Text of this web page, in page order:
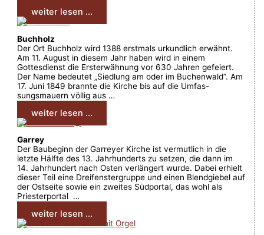
weiter lesen ...
Buchholz
Der Ort Buchholz wird 1388 erstmals urkundlich erwähnt.
Am 11. August in diesem Jahr haben wird in einem
Gottesdienst die Ersterwähnung vor 630 Jahren gefeiert.
Der Name bedeutet „Siedlung am oder im Buchenwald“. Am
17. Juni 1849 brannte die Kirche bis auf die Umfas-
sungsmauern völlig aus …
weiter lesen ...
Garrey
Der Baubeginn der Garreyer Kirche ist vermutlich in die
letzte Hälfte des 13. Jahrhunderts zu setzen, die dann im
14. Jahrhundert nach Osten verlängert wurde. Dabei erhielt
dieser Teil eine Dreifenstergruppe und einen Blendgiebel auf
der Ostseite sowie ein zweites Südportal, das wohl als
Priesterportal …
weiter lesen ...